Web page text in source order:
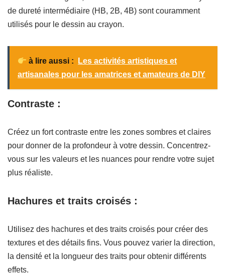
de dureté intermédiaire (HB, 2B, 4B) sont couramment
utilisés pour le dessin au crayon.
à lire aussi :
Les activités artistiques et
artisanales pour les amatrices et amateurs de DIY
Contraste :
Créez un fort contraste entre les zones sombres et claires
pour donner de la profondeur à votre dessin. Concentrez-
vous sur les valeurs et les nuances pour rendre votre sujet
plus réaliste.
Hachures et traits croisés :
Utilisez des hachures et des traits croisés pour créer des
textures et des détails fins. Vous pouvez varier la direction,
la densité et la longueur des traits pour obtenir différents
effets.